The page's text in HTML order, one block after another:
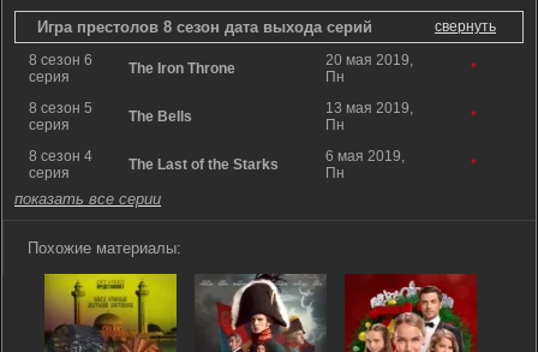
Игра престолов 8 сезон дата выхода серий
свернуть
8 сезон 6
серия
The Iron Throne
20 мая 2019,
Пн
*
8 сезон 5
серия
The Bells
13 мая 2019,
Пн
*
8 сезон 4
серия
The Last of the Starks
6 мая 2019,
Пн
*
показать все серии
Похожие материалы: